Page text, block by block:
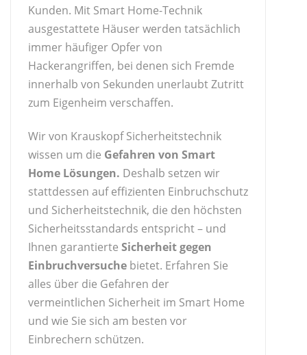
Kunden. Mit Smart Home-Technik
ausgestattete Häuser werden tatsächlich
immer häufiger Opfer von
Hackerangriffen, bei denen sich Fremde
innerhalb von Sekunden unerlaubt Zutritt
zum Eigenheim verschaffen.
Wir von Krauskopf Sicherheitstechnik
wissen um die Gefahren von Smart
Home Lösungen. Deshalb setzen wir
stattdessen auf effizienten Einbruchschutz
und Sicherheitstechnik, die den höchsten
Sicherheitsstandards entspricht – und
Ihnen garantierte Sicherheit gegen
Einbruchversuche bietet. Erfahren Sie
alles über die Gefahren der
vermeintlichen Sicherheit im Smart Home
und wie Sie sich am besten vor
Einbrechern schützen.